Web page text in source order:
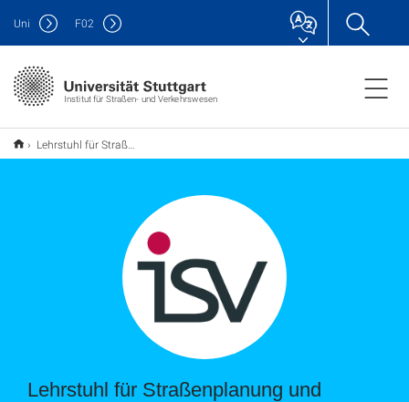
Institut für Straßen- und Verkehrswesen
Uni F02
Lehrstuhl für Straßenplanung und Straßenbau
Lehrstuhl für Straßenplanung und